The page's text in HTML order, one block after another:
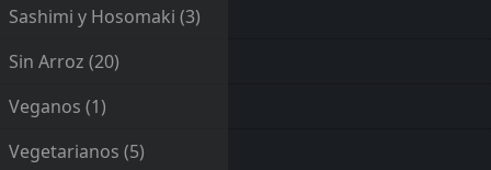
Sashimi y Hosomaki (3)
Sin Arroz (20)
Veganos (1)
Vegetarianos (5)